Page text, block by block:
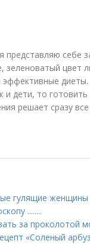
представляю себе
цвет
эффективные
дети, то
решает сразу
гулящие женщины
........
за проколотой
«Соленый